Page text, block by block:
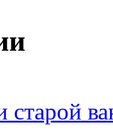
старой